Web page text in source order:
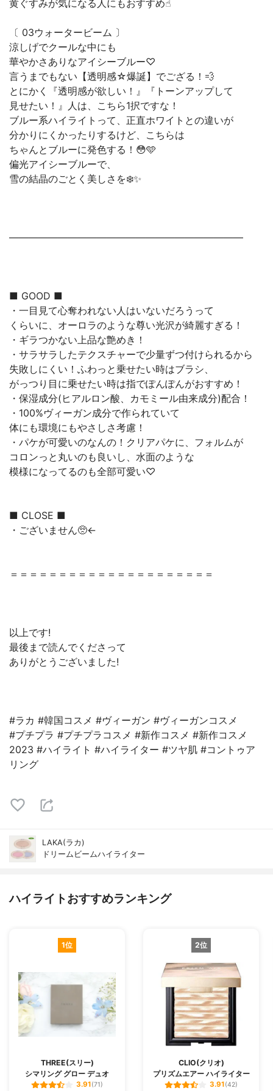
黄ぐすみが気になる人にもおすすめ☝︎
〔 03ウォータービーム 〕
涼しげでクールな中にも
華やかさありなアイシーブルー♡
言うまでもない【透明感☆爆誕】でござる！💨
とにかく『透明感が欲しい！』『トーンアップして
見せたい！』人は、こちら1択ですな！
ブルー系ハイライトって、正直ホワイトとの違いが
分かりにくかったりするけど、こちらは
ちゃんとブルーに発色する！😳🩵
偏光アイシーブルーで、
雪の結晶のごとく美しさを❄️✨
————————————————————————
■ GOOD ■
・一目見て心奪われない人はいないだろうって
くらいに、オーロラのような尊い光沢が綺麗すぎる！
・ギラつかない上品な艶めき！
・サラサラしたテクスチャーで少量ずつ付けられるから
失敗しにくい！ふわっと乗せたい時はブラシ、
がっつり目に乗せたい時は指でぽんぽんがおすすめ！
・保湿成分(ヒアルロン酸、カモミール由来成分)配合！
・100%ヴィーガン成分で作られていて
体にも環境にもやさしさ考慮！
・パケが可愛いのなんの！クリアパケに、フォルムが
コロンっと丸いのも良いし、水面のような
模様になってるのも全部可愛い♡
■ CLOSE ■
・ございません🥺←
＝＝＝＝＝＝＝＝＝＝＝＝＝＝＝＝＝＝＝＝＝
以上です!
最後まで読んでくださって
ありがとうございました!
#ラカ #韓国コスメ #ヴィーガン #ヴィーガンコスメ
#プチプラ #プチプラコスメ #新作コスメ #新作コスメ
2023 #ハイライト #ハイライター #ツヤ肌 #コントゥア
リング
LAKA(ラカ)
ドリームビームハイライター
ハイライトおすすめランキング
1位
THREE(スリー)
シマリング グロー デュオ
3.91(71)
2位
CLIO(クリオ)
プリズムエアー ハイライター
3.91(42)